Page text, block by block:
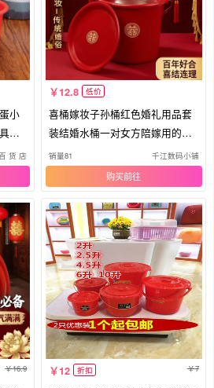
小
调
货 店
12.8 低价
喜桶嫁妆子孙桶红色婚礼用品套
装结婚水桶一对女方陪嫁用的红
桶
销量81 千江数码小铺
购买
16.9 12 折扣 7